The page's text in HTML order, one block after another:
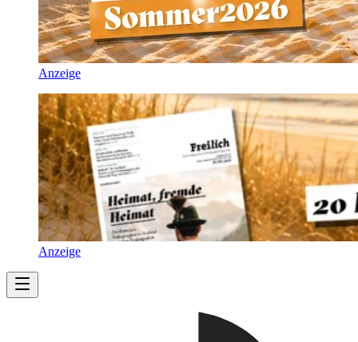
Anzeige
Anzeige